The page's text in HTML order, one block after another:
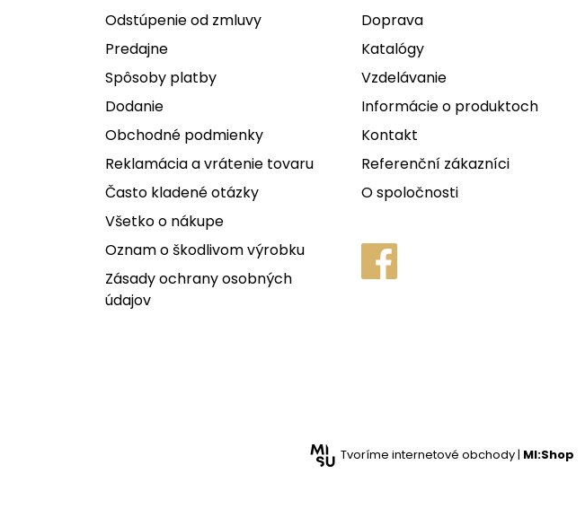
Odstúpenie od zmluvy
Predajne
Spôsoby platby
Dodanie
Obchodné podmienky
Reklamácia a vrátenie tovaru
Často kladené otázky
Všetko o nákupe
Oznam o škodlivom výrobku
Zásady ochrany osobných
údajov
Doprava
Katalógy
Vzdelávanie
Informácie o produktoch
Kontakt
Referenční zákazníci
O spoločnosti
Tvoríme internetové obchody | MI:Shop